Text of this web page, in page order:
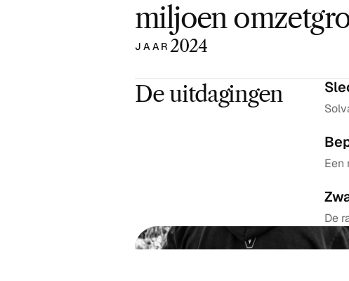
miljoen
JAAR 2024
De uitdagingen
Een
De